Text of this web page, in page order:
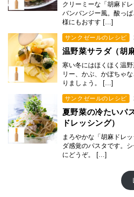
クリーミーな「胡麻ド
バンバンジー風。酸っ
様にもおすす […]
サンクゼールのレシピ
温野菜サラダ（胡
寒い冬にはほくほく温
リー、かぶ、かぼちゃ
りましょう。 […]
サンクゼールのレシピ
夏野菜の冷たいパ
ドレッシング）
まろやかな「胡麻ドレ
ダ感覚のパスタです。
にどうぞ。 […]